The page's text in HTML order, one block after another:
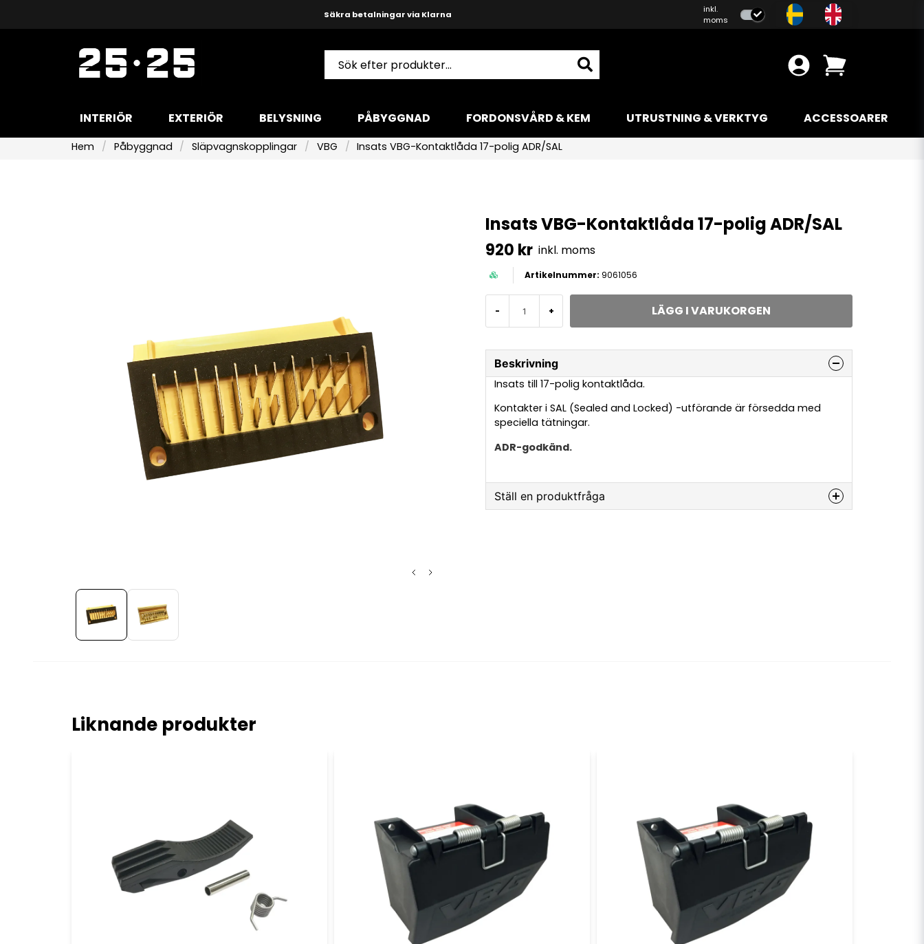
Säkra betalningar via Klarna
Produktkunnig och hjälpsam support
inkl.
moms
INTERIÖR EXTERIÖR BELYSNING PÅBYGGNAD FORDONSVÅRD & KEM UTRUSTNING & VERKTYG ACCESSOARER
Hem Påbyggnad Släpvagnskopplingar VBG Insats VBG-Kontaktlåda 17-polig ADR/SAL
Insats VBG-Kontaktlåda 17-polig ADR/SAL
920 kr inkl. moms
9061056
- + LÄGG I VARUKORGEN
Beskrivning
Insats till 17-polig kontaktlåda.
Kontakter i SAL (Sealed and Locked) -utförande är försedda med
speciella tätningar.
ADR-godkänd.
Ställ en produktfråga
Liknande produkter